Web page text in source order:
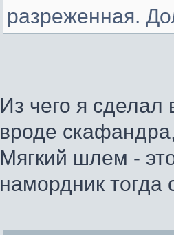
разреженная.
Из чего я сделал
вроде
Мягкий шлем -
намордник тогда